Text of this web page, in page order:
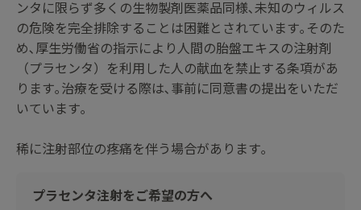
ンタに限らず多くの生物製剤医薬品同様､未知のウィルス
の危険を完全排除することは困難とされています｡そのた
め､厚生労働省の指示により人間の胎盤エキスの注射剤
（プラセンタ）を利用した人の献血を禁止する条項があ
ります｡治療を受ける際は､事前に同意書の提出をいただ
いています｡
稀に注射部位の疼痛を伴う場合があります｡
プラセンタ注射をご希望の方へ